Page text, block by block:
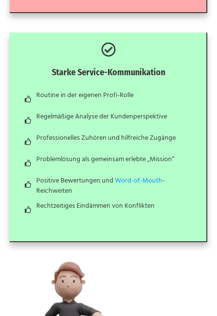
Starke Service-Kommunikation
Routine in der eigenen Profi-Rolle
Regelmäßige Analyse der Kundenperspektive
Professionelles Zuhören und hilfreiche Zugänge
Problemlösung als gemeinsam erlebte „Mission“
Positive Bewertungen undWord-of-Mouth-
Reichweiten
Rechtzeitiges Eindämmen von Konflikten